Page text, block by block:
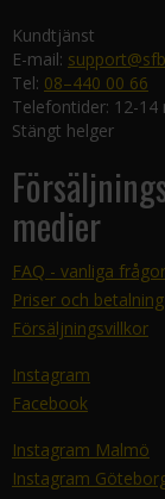
Kundtjänst
E-mail:
Tel: 08–440 00 66
Telefontider: 12-
Stängt helger
medier
FAQ - vanliga frågor
Priser och betalning
Försäljningsvillkor
Instagram
Facebook
Instagram Malmö
Instagram